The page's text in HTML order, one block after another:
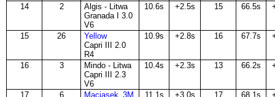
14 2
Algis - Litwa
Granada I 3.0
V6
10.6s +2.5s 15 66.5s
15 26
Yellow
Capri III 2.0
R4
10.9s +2.8s 16 67.7s
16 3
Mindo - Litwa
Capri III 2.3
V6
10.4s +2.3s 13 66.2s
17 6
Maciasek_3M
11.1s +3.0s 17 68.1s